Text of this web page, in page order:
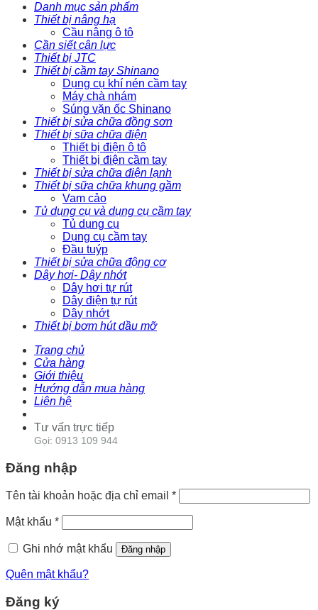
Danh mục sản phẩm
Thiết bị nâng hạ
Cầu nâng ô tô
Cần siết cân lực
Thiết bị JTC
Thiết bị cầm tay Shinano
Dụng cụ khí nén cầm tay
Máy chà nhám
Súng vặn ốc Shinano
Thiết bị sửa chữa đồng sơn
Thiết bị sữa chữa điện
Thiết bị điện ô tô
Thiết bị điện cầm tay
Thiết bị sửa chữa điện lạnh
Thiết bị sữa chữa khung gầm
Vam cảo
Tủ dụng cụ và dụng cụ cầm tay
Tủ dụng cụ
Dụng cụ cầm tay
Đầu tuýp
Thiết bị sửa chữa động cơ
Dây hơi- Dây nhớt
Dây hơi tự rút
Dây điện tự rút
Dây nhớt
Thiết bị bơm hút dầu mỡ
Trang chủ
Cửa hàng
Giới thiệu
Hướng dẫn mua hàng
Liên hệ
Tư vấn trực tiếp
Gọi: 0913 109 944
Đăng nhập
Tên tài khoản hoặc địa chỉ email *
Mật khẩu *
Ghi nhớ mật khẩu Đăng nhập
Quên mật khẩu?
Đăng ký